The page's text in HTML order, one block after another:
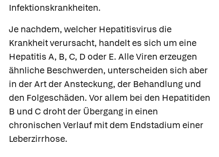
Infektionskrankheiten.
Je nachdem, welcher Hepatitisvirus die
Krankheit verursacht, handelt es sich um eine
Hepatitis A, B, C, D oder E. Alle Viren erzeugen
ähnliche Beschwerden, unterscheiden sich aber
in der Art der Ansteckung, der Behandlung und
den Folgeschäden. Vor allem bei den Hepatitiden
B und C droht der Übergang in einen
chronischen Verlauf mit dem Endstadium einer
Leberzirrhose.